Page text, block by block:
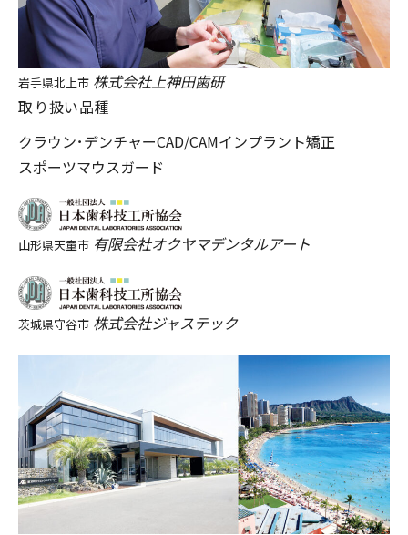
岩手県北上市 株式会社上神田歯研
取り扱い品種
クラウン･デンチャーCAD/CAMインプラント矯正
スポーツマウスガード
山形県天童市 有限会社オクヤマデンタルアート
茨城県守谷市 株式会社ジャステック